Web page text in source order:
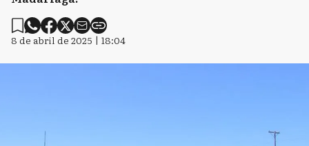
8 de abril de 2025 | 18:04